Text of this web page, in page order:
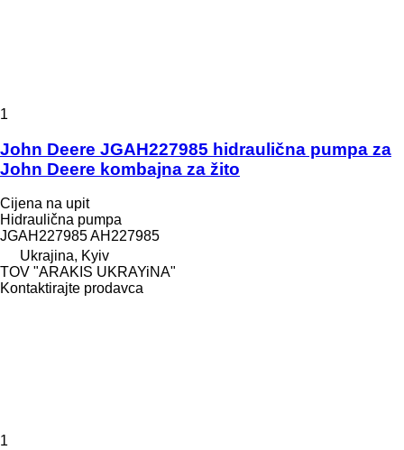
1
John Deere JGAH227985 hidraulična pumpa za
John Deere kombajna za žito
Cijena na upit
Hidraulična pumpa
JGAH227985 AH227985
Ukrajina, Kyiv
TOV "ARAKIS UKRAYiNA"
Kontaktirajte prodavca
1